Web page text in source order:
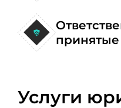
принятые
Услуги